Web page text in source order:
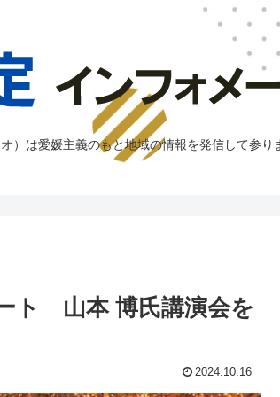
）は愛媛主義のもと地域の情報を発信して参り
ト 山本 博氏講演会を
2024.10.16